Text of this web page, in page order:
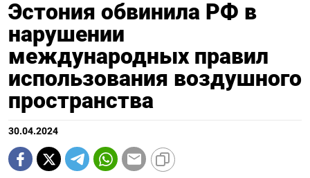
Эстония обвинила РФ в
нарушении
международных правил
использования воздушного
пространства
30.04.2024